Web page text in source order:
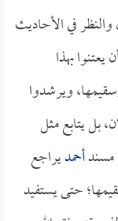
في الأحاديث
بهذا
ويرشدوا
بل يتابع مثل
مسندأحمديراجع
حتى يستفيد